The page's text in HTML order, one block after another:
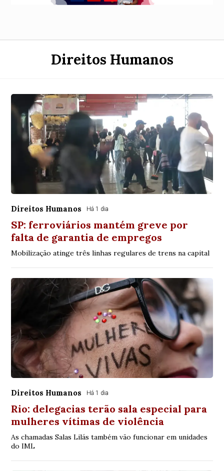
Direitos Humanos
Direitos Humanos Há 1 dia
SP: ferroviários mantém greve por
falta de garantia de empregos
Mobilização atinge três linhas regulares de trens na capital
Direitos Humanos Há 1 dia
Rio: delegacias terão sala especial para
mulheres vítimas de violência
As chamadas Salas Lilás também vão funcionar em unidades
do IML